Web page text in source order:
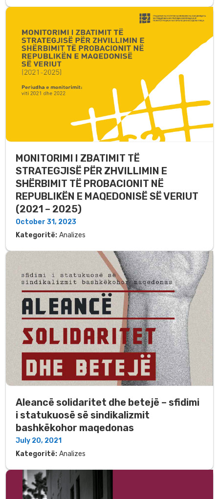
MONITORIMI I ZBATIMIT TË
STRATEGJISË PËR ZHVILLIMIN E
SHËRBIMIT TË PROBACIONIT NË
REPUBLIKËN E MAQEDONISË SË VERIUT
(2021 – 2025)
October 31, 2023
Kategoritë: Analizes
Aleancë solidaritet dhe betejë – sfidimi
i statukuosë së sindikalizmit
bashkëkohor maqedonas
July 20, 2021
Kategoritë: Analizes